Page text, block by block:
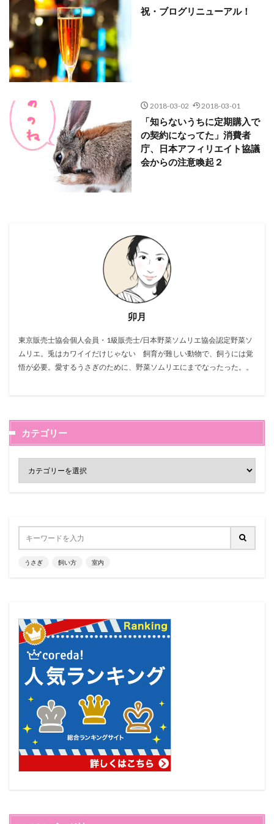
祝・ブログリニューアル！
2018-03-02 2018-03-01
「知らないうちに定期購入で
の契約になってた」消費者
庁、日本アフィリエイト協議
会からの注意喚起２
卯月
東京販売士協会個人会員・1級販売士/日本野菜ソムリエ協会認定野菜ソ
ムリエ。兎はカワイイだけじゃない 飼育が難しい動物で、飼うには覚
悟が必要。愛するうさぎのために、野菜ソムリエにまでなったった。。
カテゴリー
うさぎ 飼い方 室内